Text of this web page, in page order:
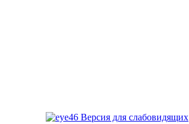
Версия для слабовидящих